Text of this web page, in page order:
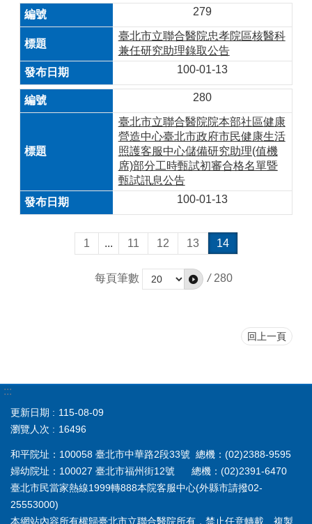
279
臺北市立聯合醫院忠孝院區核醫科
兼任研究助理錄取公告
100-01-13
280
臺北市立聯合醫院院本部社區健康
營造中心臺北市政府市民健康生活
照護客服中心儲備研究助理(值機
席)部分工時甄試初審合格名單暨
甄試訊息公告
100-01-13
1 ... 11 12 13 14
每頁筆數 / 280
回上一頁
:::
更新日期
115-08-09
瀏覽人次
16496
和平院址：100058 臺北市中華路2段33號 總機：(02)2388-9595
婦幼院址：100027 臺北市福州街12號 總機：(02)2391-6470
臺北市民當家熱線1999轉888本院客服中心(外縣市請撥02-
25553000)
本網站內容所有權歸臺北市立聯合醫院所有，禁止任意轉載、複製